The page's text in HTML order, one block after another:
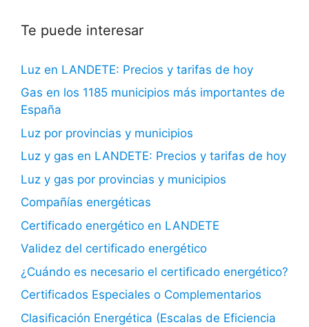
Te puede interesar
Luz en LANDETE: Precios y tarifas de hoy
Gas en los 1185 municipios más importantes de
España
Luz por provincias y municipios
Luz y gas en LANDETE: Precios y tarifas de hoy
Luz y gas por provincias y municipios
Compañías energéticas
Certificado energético en LANDETE
Validez del certificado energético
¿Cuándo es necesario el certificado energético?
Certificados Especiales o Complementarios
Clasificación Energética (Escalas de Eficiencia